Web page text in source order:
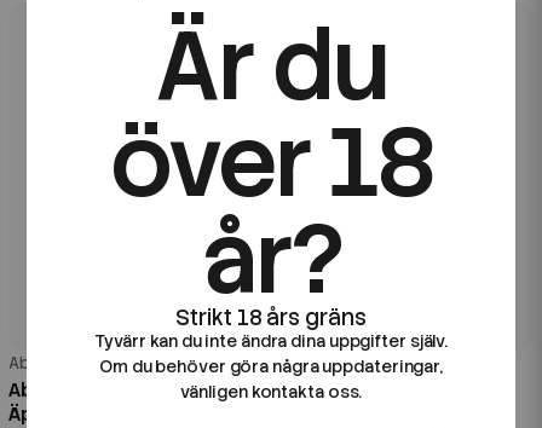
Absolut Guldkorn
Absolut Guldkorn | Syrliga
Äpplen |100ml Shortfill
Absolut Guldkorn
Absolut Guldkorn | Kaktus
Är du
över 18
år?
Tyvärr kan du inte ändra dina uppgifter själv.
Om du behöver göra några uppdateringar,
vänligen kontakta oss.